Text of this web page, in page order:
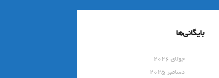
بایگانی‌ها
جولای 2026
دسامبر 2025